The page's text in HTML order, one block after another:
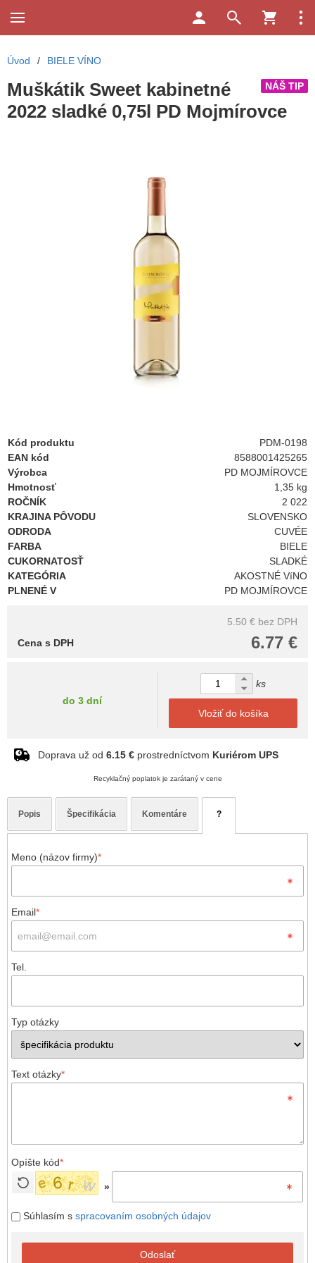
Úvod / BIELE VÍNO
NÁŠ TIP
Muškátik Sweet kabinetné
2022 sladké 0,75l PD Mojmírovce
Kód produktu
PDM-0198
EAN kód
8588001425265
Výrobca
PD MOJMÍROVCE
Hmotnosť
1,35 kg
ROČNÍK
2 022
KRAJINA PÔVODU
SLOVENSKO
ODRODA
CUVÉE
FARBA
BIELE
CUKORNATOSŤ
SLADKÉ
KATEGÓRIA
AKOSTNÉ VíNO
PLNENÉ V
PD MOJMÍROVCE
5.50 € bez DPH
6.77 €
Cena s DPH
do 3 dní
ks
Vložiť do košíka
Doprava už od 6.15 € prostredníctvom Kuriérom UPS
Recyklačný poplatok je zarátaný v cene
Popis Špecifikácia Komentáre ?
Meno (názov firmy)*
Email*
Tel.
Typ otázky
Text otázky*
Opíšte kód*
»
Súhlasím s spracovaním osobných údajov
Odoslať